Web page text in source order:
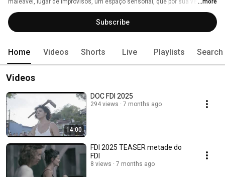
maleável, lugar de improvisos, um espaço sensorial, que por sua vez
possibilita novas experiências, menos formalismo e discussões sobre a
criação coletiva.
...more
Subscribe
Home Videos Shorts Live Playlists Search
Videos
14:00
DOC FDI 2025
294 views 7 months ago
FDI 2025 TEASER metade do
FDI
8 views 7 months ago